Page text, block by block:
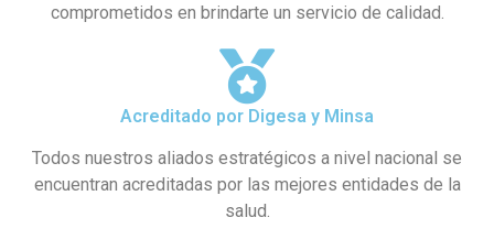
comprometidos en brindarte un servicio de calidad.
Acreditado por Digesa y Minsa​
Todos nuestros aliados estratégicos a nivel nacional se
encuentran acreditadas por las mejores entidades de la
salud.